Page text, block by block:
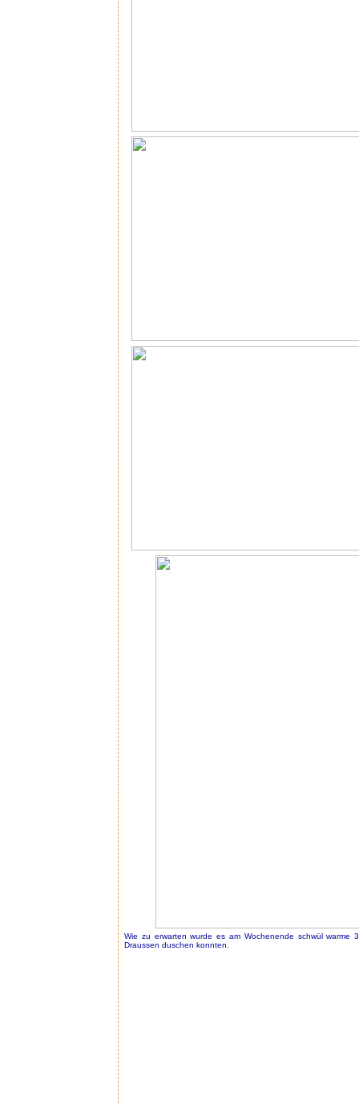
Wie zu erwarten wurde es am Wochenende schwül
Draussen duschen konnten.